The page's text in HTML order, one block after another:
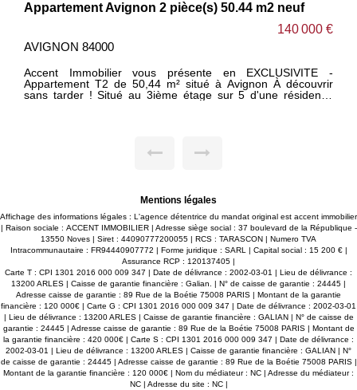
50.44 m2 neuf
en EXCLUSIVITE -
À découvrir
sur 5 d'une résidence
DPE : A et un GES : A
énergétiques.
* 3ième étage sur 5 avec
avec digicode * Place de
* Prix : **140 000 € FAI**
locatif ou un
opportunité à ne pas
Appartement Avignon 2
Accent immobilier vous
appartement T2 de 49.66 m² situé à Avignon. À découvrir
sans tarder ! Situé au 2ième
d'un WC indépendant ainsi que
excellent classement avec un
garantissant confort et faibles
**Les points forts :** * Surface : 49.66m² * 1 chambre * Salle
d'eau * WC indépendant * Balcon *
ascenseur * Résidence sécurisée
parking privative * DPE A / GES A *
Idéal pour un premier achat, un
pied-à-terre à Avignon. Une
manquer !
Mentions légales
Affichage des informations légales : L'agence détentrice du mandat original est accent immobilier
| Raison sociale : ACCENT IMMOBILIER | Adresse siège social : 37 boulevard de la République -
13550 Noves | Siret : 44090777200055 | RCS : TARASCON | Numero TVA
Intracommunautaire : FR94440907772 | Forme juridique : SARL | Capital social : 15 200 € |
Assurance RCP : 120137405 |
Carte T : CPI 1301 2016 000 009 347 | Date de délivrance : 2002-03-01 | Lieu de délivrance :
13200 ARLES | Caisse de garantie financière : Galian. | N° de caisse de garantie : 24445 |
Adresse caisse de garantie : 89 Rue de la Boétie 75008 PARIS | Montant de la garantie
financière : 120 000€ | Carte G : CPI 1301 2016 000 009 347 | Date de délivrance : 2002-03-01
| Lieu de délivrance : 13200 ARLES | Caisse de garantie financière : GALIAN | N° de caisse de
garantie : 24445 | Adresse caisse de garantie : 89 Rue de la Boétie 75008 PARIS | Montant de
la garantie financière : 420 000€ | Carte S : CPI 1301 2016 000 009 347 | Date de délivrance :
2002-03-01 | Lieu de délivrance : 13200 ARLES | Caisse de garantie financière : GALIAN | N°
de caisse de garantie : 24445 | Adresse caisse de garantie : 89 Rue de la Boétie 75008 PARIS |
Montant de la garantie financière : 120 000€ | Nom du médiateur : NC | Adresse du médiateur :
NC | Adresse du site : NC |